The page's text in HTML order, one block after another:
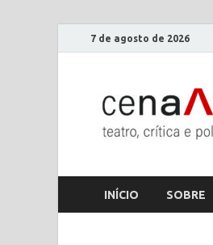
7 de agosto de 2026
INÍCIO SOBRE